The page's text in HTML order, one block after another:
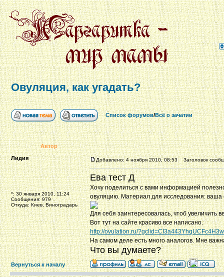
Овуляция, как угадать?
Список форумов/Всё о зачатии
Автор
Лидия
*: 30 января 2010, 11:24
Сообщения: 979
Откуда: Киев, Виноградарь
Добавлено: 4 ноября 2010, 08:53 Заголовок
Ева тест Д
Хочу поделиться с вами информацией
овуляцию. Материал для исследования:
Для себя заинтересовалась, чтоб увеличить
Вот тут на сайте красиво все написано.
http://ovulation.ru/
На самом деле есть много аналогов. Мне
Что вы думаете?
Вернуться к началу